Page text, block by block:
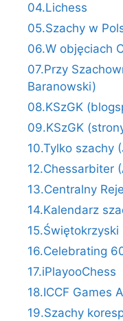
04.Lichess
05.Szachy w
06.W objęciach
07.Przy
Baranowski)
08.KSzGK
09.KSzGK
10.Tylko szachy
12.Chessarbiter
13.Centralny
14.Kalendarz
16.Celebrating
17.iPlayooChess
18.ICCF Games
19.Szachy